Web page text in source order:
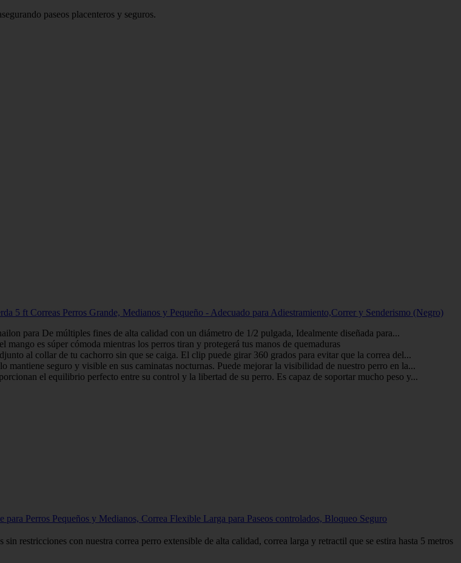
paseos placenteros y seguros.
5 ft Correas Perros Grande, Medianos y Pequeño - Adecuado para Adiestramiento,Correr y Senderismo (Negro)
para De múltiples fines de alta calidad con un diámetro de 1/2 pulgada, Idealmente diseñada para...
es súper cómoda mientras los perros tiran y protegerá tus manos de quemaduras
al collar de tu cachorro sin que se caiga. El clip puede girar 360 grados para evitar que la correa del...
mantiene seguro y visible en sus caminatas nocturnas. Puede mejorar la visibilidad de nuestro perro en la...
el equilibrio perfecto entre su control y la libertad de su perro. Es capaz de soportar mucho peso y...
Perros Pequeños y Medianos, Correa Flexible Larga para Paseos controlados, Bloqueo Seguro
con nuestra correa perro extensible de alta calidad, correa larga y retractil que se estira hasta 5 metros